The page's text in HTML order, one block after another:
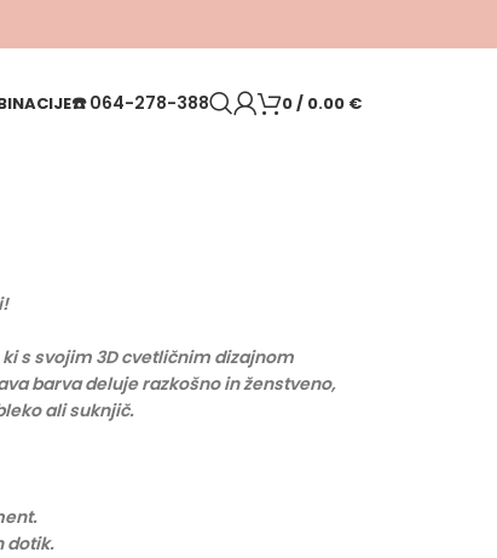
☎️064-278-388 0/ 0.00 €
s svojim 3D cvetličnim dizajnom
barva deluje razkošno in ženstveno,
ali suknjič.
dotik.